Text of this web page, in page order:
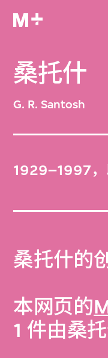
桑托什
G. R. Santosh
1929–1997
桑托什的
本网页的
1 件由桑